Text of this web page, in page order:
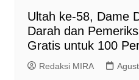
Ultah ke-58, Dame
Darah dan
Gratis untuk 100
Redaksi MIRA